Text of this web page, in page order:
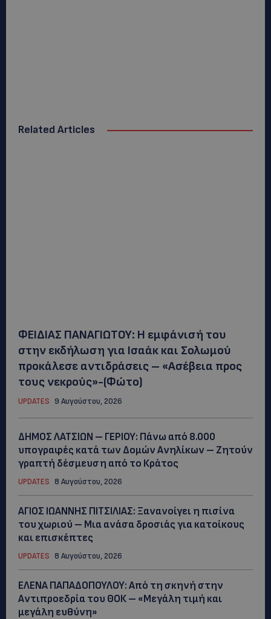
Related Articles
ΦΕΙΔΙΑΣ ΠΑΝΑΓΙΩΤΟΥ: Η εμφάνισή του
στην εκδήλωση για Ισαάκ και Σολωμού
προκάλεσε αντιδράσεις – «Ασέβεια προς
τους νεκρούς»-(Φώτο)
UPDATES 9 Αυγούστου, 2026
ΔΗΜΟΣ ΛΑΤΣΙΩΝ – ΓΕΡΙΟΥ: Πάνω από 8.000
υπογραφές κατά των Δομών Ανηλίκων – Ζητούν
γραπτή δέσμευση από το Κράτος
UPDATES 8 Αυγούστου, 2026
ΑΓΙΟΣ ΙΩΑΝΝΗΣ ΠΙΤΣΙΛΙΑΣ: Ξανανοίγει η πισίνα
του χωριού – Μια ανάσα δροσιάς για κατοίκους
και επισκέπτες
UPDATES 8 Αυγούστου, 2026
ΕΛΕΝΑ ΠΑΠΑΔΟΠΟΥΛΟΥ: Από τη σκηνή στην
Αντιπροεδρία του ΘΟΚ – «Μεγάλη τιμή και
μεγάλη ευθύνη»